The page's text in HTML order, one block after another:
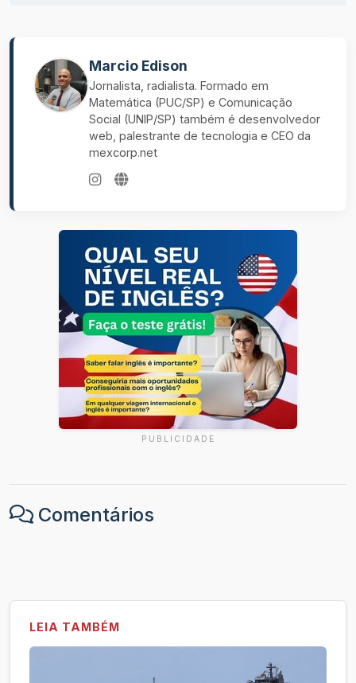
Marcio Edison
Jornalista, radialista. Formado em
Matemática (PUC/SP) e Comunicação
Social (UNIP/SP) também é desenvolvedor
web, palestrante de tecnologia e CEO da
mexcorp.net
PUBLICIDADE
Comentários
LEIA TAMBÉM